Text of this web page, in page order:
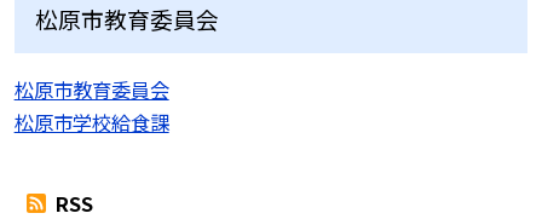
松原市教育委員会
松原市教育委員会
松原市学校給食課
RSS